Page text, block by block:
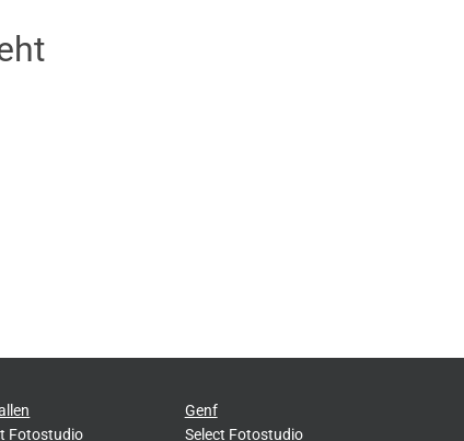
Fotostudio
Genf
Select Fotostudio